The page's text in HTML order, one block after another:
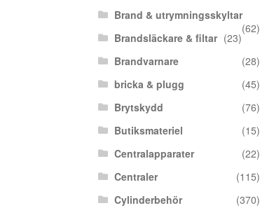
Brand & utrymningsskyltar
(62)
Brandsläckare & filtar (23)
Brandvarnare
(28)
bricka & plugg
(45)
Brytskydd
(76)
Butiksmateriel
(15)
Centralapparater
(22)
Centraler
(115)
Cylinderbehör
(370)